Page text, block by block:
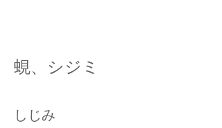
蜆、シジミ
しじみ